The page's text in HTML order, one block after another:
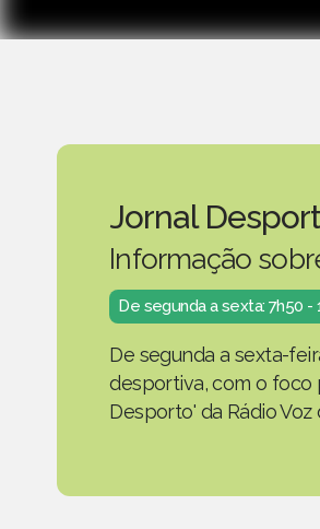
Jornal
Informação
De segunda a sexta: 7h50 -
De segunda a sexta-
desportiva, com o foco
Desporto' da Rádio Voz